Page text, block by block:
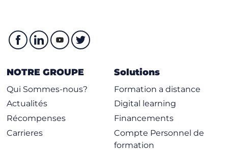
NOTRE GROUPE
Qui Sommes-nous?
Actualités
Récompenses
Carrieres
Solutions
Formation a distance
Digital learning
Financements
Compte Personnel de
formation